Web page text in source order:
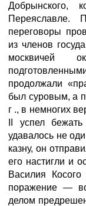
Переяславле.
переговоры
из членов
москвичей
продолжали
был суровым, а
г ., в немногих
II успел
удавалось не
казну, он
его настигли и
Василия
поражение —
делом